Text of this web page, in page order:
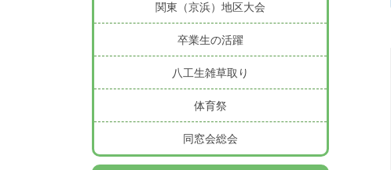
関東（京浜）地区大会
卒業生の活躍
八工生雑草取り
体育祭
同窓会総会